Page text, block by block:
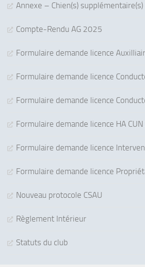
Annexe – Chien(s) supplémentaire(s)
Compte-Rendu AG 2025
Formulaire demande licence
Formulaire demande licence
Formulaire demande licence
Formulaire demande licence HA
Formulaire demande licence
Formulaire demande licence
Nouveau protocole CSAU
Règlement Intérieur
Statuts du club